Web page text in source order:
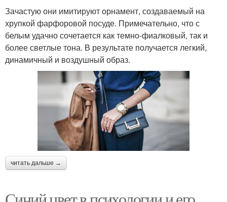
Зачастую они имитируют орнамент, создаваемый на
хрупкой фарфоровой посуде. Примечательно, что с
белым удачно сочетается как темно-фиалковый, так и
более светлые тона. В результате получается легкий,
динамичный и воздушный образ.
читать дальше →